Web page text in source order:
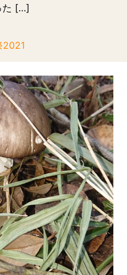
た […]
2021